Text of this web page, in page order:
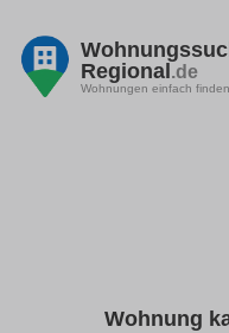
Regional.de
Wohnungen einfach finden
Wohnung